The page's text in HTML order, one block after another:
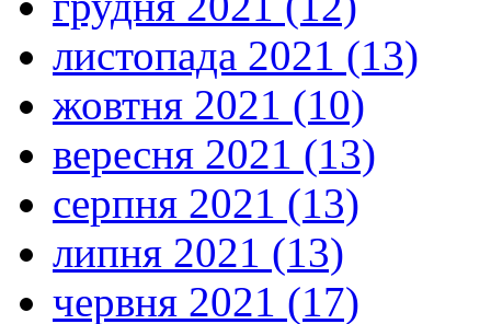
листопада 2021 (13)
жовтня 2021 (10)
вересня 2021 (13)
серпня 2021 (13)
липня 2021 (13)
червня 2021 (17)